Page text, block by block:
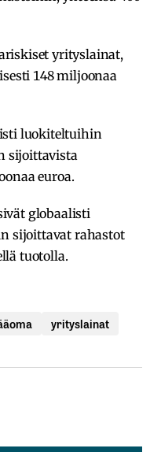
yrityslainat,
148 miljoonaa
luokiteltuihin
sijoittavista
euroa.
globaalisti
sijoittavat rahastot
tuotolla.
yrityslainat